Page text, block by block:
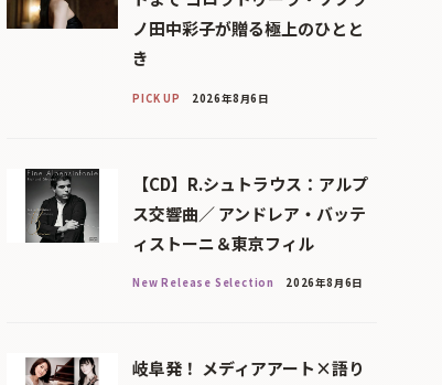
ノ田中彩子が贈る極上のひとと
き
PICK UP 2026年8月6日
【CD】R.シュトラウス：アルプ
ス交響曲／ アンドレア・バッテ
ィストーニ＆東京フィル
New Release Selection 2026年8月6日
岐阜発！ メディアアート×語り